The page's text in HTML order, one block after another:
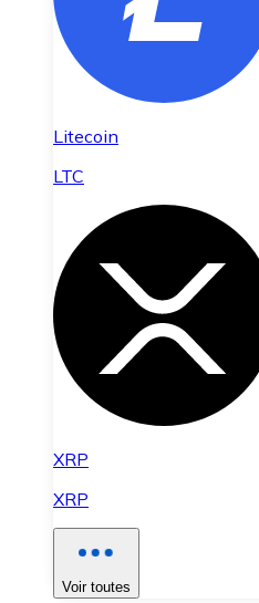
Litecoin
LTC
XRP
XRP
Voir toutes